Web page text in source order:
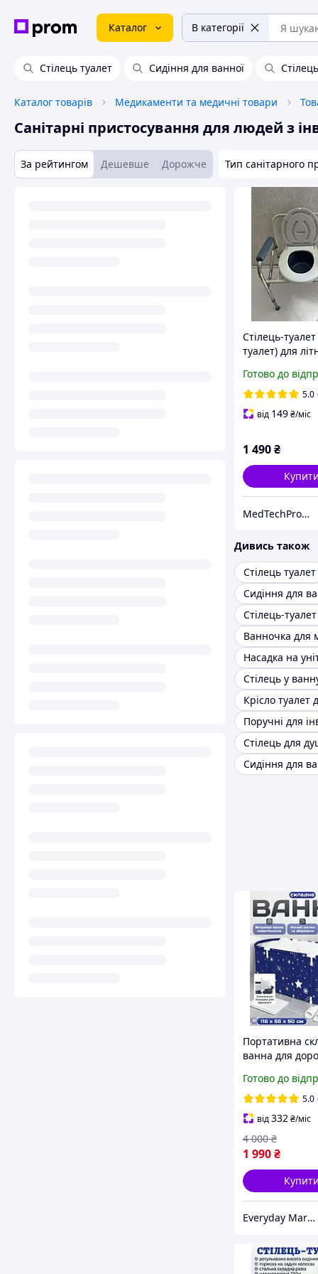
Каталог В категорії
Стілець туалет Сидіння для ванної
Каталог товарів Медикаменти та медичні товари
Санітарні пристосування для людей з
За рейтингом Дешевше Дорожче Тип санітарного
Стілець-туалет
туалет) для
медтехніка
Готово до
5.0
від 149₴/міс
1 490₴
Купити
MedTechPro - Медтехника
Дивись також
Стілець туалет
Сидіння для
Стілець у
Поручні для
Стілець для
Портативна
ванна для
50 см
Готово до
5.0
від332 ₴/міс
1 990₴
4 000 ₴
Купити
Everyday Market